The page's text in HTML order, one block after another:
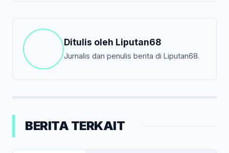
Ditulis oleh Liputan68
Jurnalis dan penulis berita di Liputan68.
BERITA TERKAIT